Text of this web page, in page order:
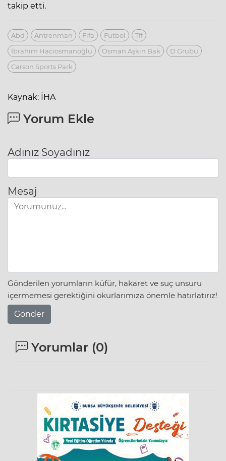
takip etti.
Abd Antrenman Fifa Futbol
Tff
İbrahim Hacıosmanoğlu
Osman Aşkın Bak
D Grubu
Carson Sports Park
Kaynak: İHA
Yorum Ekle
Adınız Soyadınız
Mesaj
Gönderilen yorumların küfür, hakaret ve suç unsuru
içermemesi gerektiğini okurlarımıza önemle hatırlatırız!
Gönder
Yorumlar (0)